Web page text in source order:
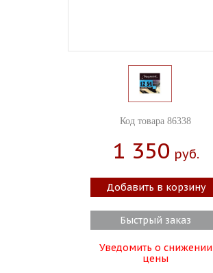
Код товара 86338
1 350 Руб.
Добавить в корзину
Быстрый заказ
Уведомить о снижении
цены